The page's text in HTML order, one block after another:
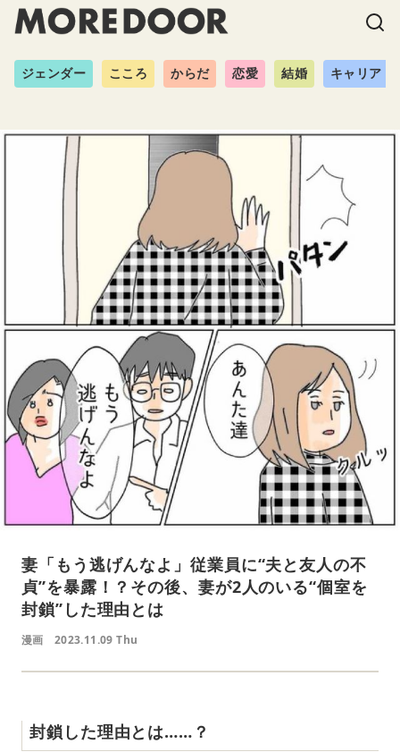
ジェンダー こころ からだ 恋愛 結婚 キャリア
妻「もう逃げんなよ」従業員に“夫と友人の不
貞”を暴露！？その後、妻が2人のいる“個室を
封鎖”した理由とは
漫画 2023.11.09 Thu
封鎖した理由とは……？